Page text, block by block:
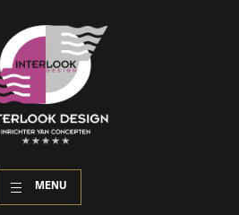
MENU